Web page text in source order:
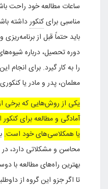
ساعات مطالعه خود راحت
مناسبی برایکنکورداشته
باید حتماً قبل از
دوره تحصیل، درباره
را به کار گیرد. برای انجام
معلمان، پدر و مادر یا
یکی از روش‌هایی که برخی
آمادگی و مطالعه برای
یا همکلاسی‌های خود است.
محاسن و مشکلاتی دارد، در
بهترین راه‌های مطالعه با
تا اگر جزو این گروه از